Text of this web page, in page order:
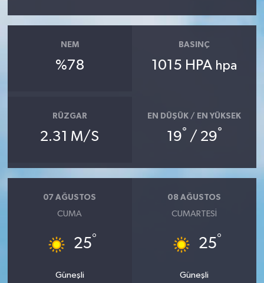
NEM
%78
BASINÇ
1015 HPA hpa
RÜZGAR
2.31 M/S
EN DÜŞÜK / EN YÜKSEK
19° / 29°
07 AĞUSTOS
CUMA
25°
Güneşli
08 AĞUSTOS
CUMARTESI
25°
Güneşli
DÜNYA